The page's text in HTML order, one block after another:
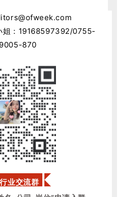
： 19168597392/0755-
870
业交流群